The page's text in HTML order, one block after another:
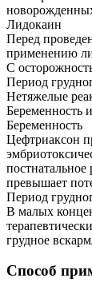
Лидокаин
Перед
применению
С
Период
Нетяжелые
Беременность
Беременность
Цефтриаксон
превышает
Период
В малых
грудное
Способ